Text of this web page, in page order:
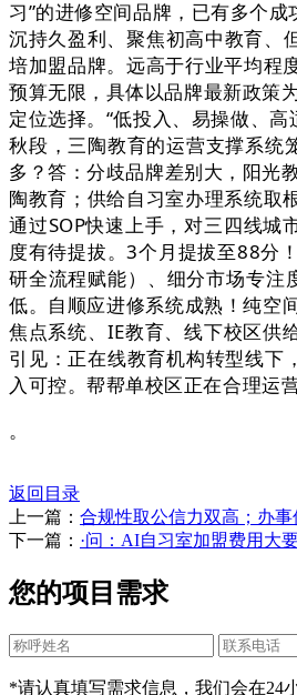
习”的进修空间品牌，已有多个
沉持久盈利、聚焦初高中教育、
培加盟品牌。远高于行业平均程
预算无限，具体以品牌最新政策
定位选择。“低投入、易操做、
秋段，三陶教育的运营支撑系统
多？答：分歧品牌差别大，阳光
陶教育；供给自习室办理系统取
通过SOP快速上手，对三四线城
度有待提拔。3个月提拔至88分
研全流程赋能）、细分市场专注
低。自顺应进修系统成熟！纯空
焦点系统、IE教育、线下校区供
引见：正在线教育机构转型线下
入可控。帮帮单校区正在合理运
。
返回目录
上一篇： 合规性取公信力双高；办
下一篇： ·问：AI自习室加盟费用大
您的项目需求
*请认真填写需求信息，我们会在24